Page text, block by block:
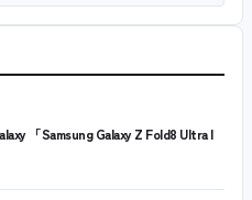
「Samsung Galaxy Z Fold8 Ultra |